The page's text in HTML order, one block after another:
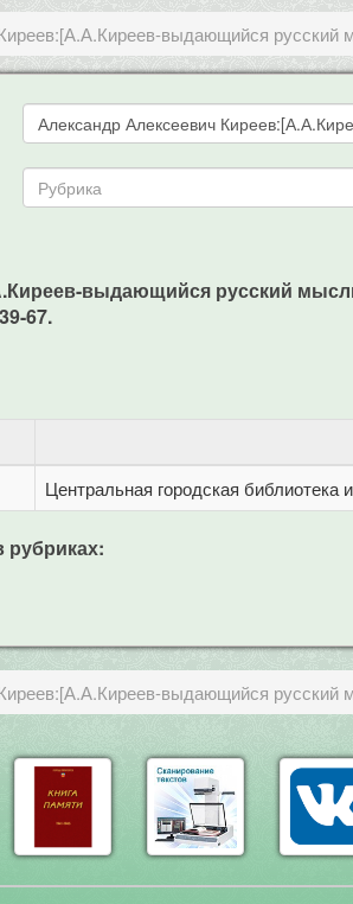
выдающийся русский
выдающийся русский
67.
Центральная городская библиотека
рубриках:
выдающийся русский